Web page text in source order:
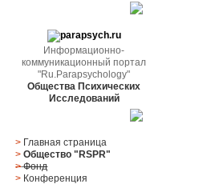
Информационно-
коммуникационный портал
"Ru.Parapsychology"
Общества Психических
Исследований
> Главная страница
> Общество "RSPR"
> Фонд
> Конференция